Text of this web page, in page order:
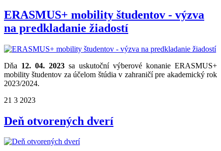
ERASMUS+ mobility študentov - výzva
na predkladanie žiadostí
Dňa 12. 04. 2023 sa uskutoční výberové konanie ERASMUS+
mobility študentov za účelom štúdia v zahraničí pre akademický rok
2023/2024.
21 3 2023
Deň otvorených dverí